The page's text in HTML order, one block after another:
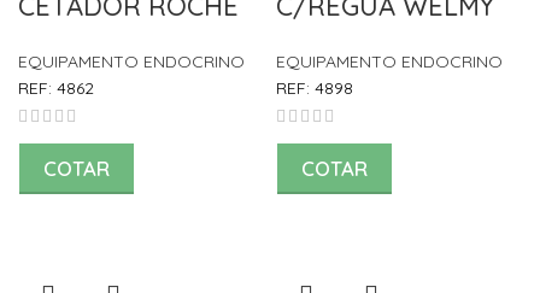
EQUIPAMENTO ENDOCRINO
REF: 4862
COTAR
EQUIPAMENTO ENDOCRINO
REF: 4898
COTAR